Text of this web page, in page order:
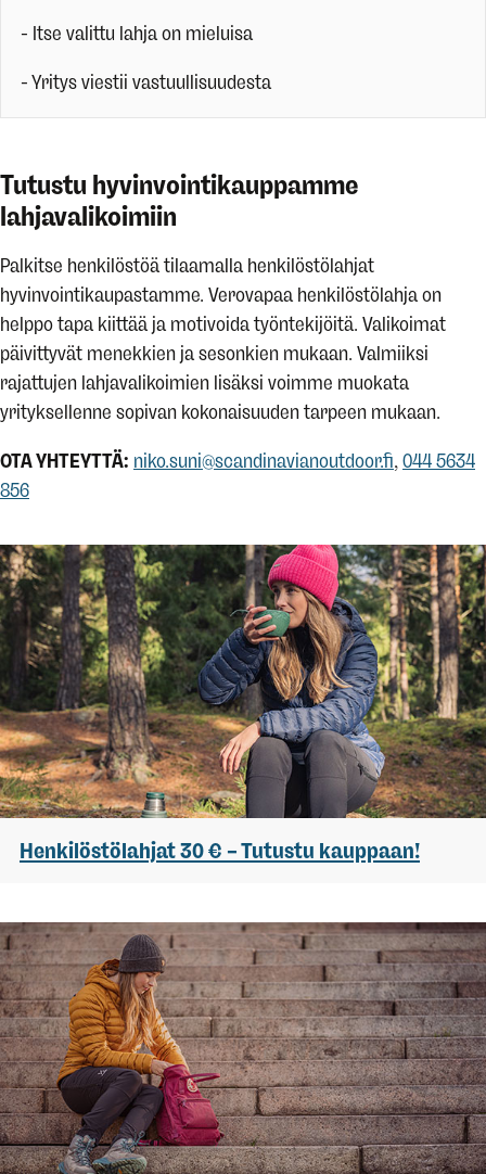
- Itse valittu lahja on mieluisa
- Yritys viestii vastuullisuudesta
Tutustu hyvinvointikauppamme
lahjavalikoimiin
Palkitse henkilöstöä tilaamalla henkilöstölahjat
hyvinvointikaupastamme. Verovapaa henkilöstölahja on
helppo tapa kiittää ja motivoida työntekijöitä. Valikoimat
päivittyvät menekkien ja sesonkien mukaan. Valmiiksi
rajattujen lahjavalikoimien lisäksi voimme muokata
yrityksellenne sopivan kokonaisuuden tarpeen mukaan.
OTA YHTEYTTÄ: niko.suni@scandinavianoutdoor.fi,044 5634
856
Henkilöstölahjat 30 € – Tutustu kauppaan!